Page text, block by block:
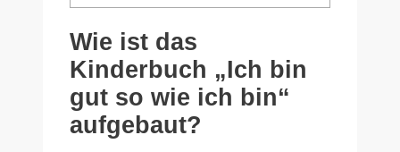
Wie ist das
Kinderbuch „Ich bin
gut so wie ich bin“
aufgebaut?